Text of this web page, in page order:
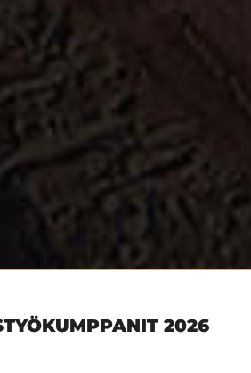
2026